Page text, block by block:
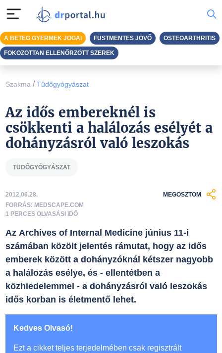
Szakma / Tüdőgyógyászat
Az idős embereknél is
csökkenti a halálozás esélyét a
dohányzásról való leszokás
TÜDŐGYÓGYÁSZAT
2012.06.28.
FORRÁS: MEDSCAPE.COM
1 PERCES OLVASÁSI IDŐ
MEGOSZTOM
Az Archives of Internal Medicine június 11-i
számában közölt jelentés rámutat, hogy az idős
emberek között a dohányzóknál kétszer nagyobb
a halálozás esélye, és - ellentétben a
közhiedelemmel - a dohányzásról való leszokás
idős korban is életmentő lehet.
Kedves Olvasó!
Ezt a cikket teljes terjedelmében csak regisztrált
A BETEG GYERMEK JOGAI FÜSTMENTES JÖVŐ OSTEOARTHRITIS
FOKOZOTTAN ELLENŐRZÖTT SZEREK